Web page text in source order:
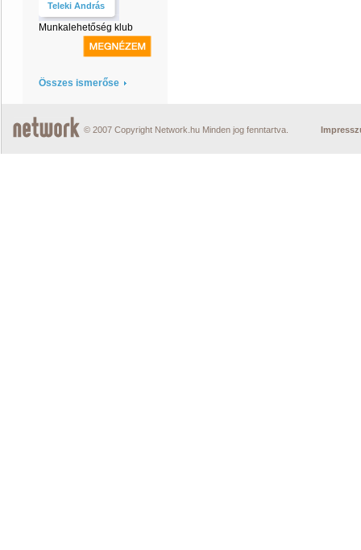
Teleki András
Munkalehetőség klub
Összes ismerőse
© 2007 Copyright Network.hu Minden jog fenntartva.